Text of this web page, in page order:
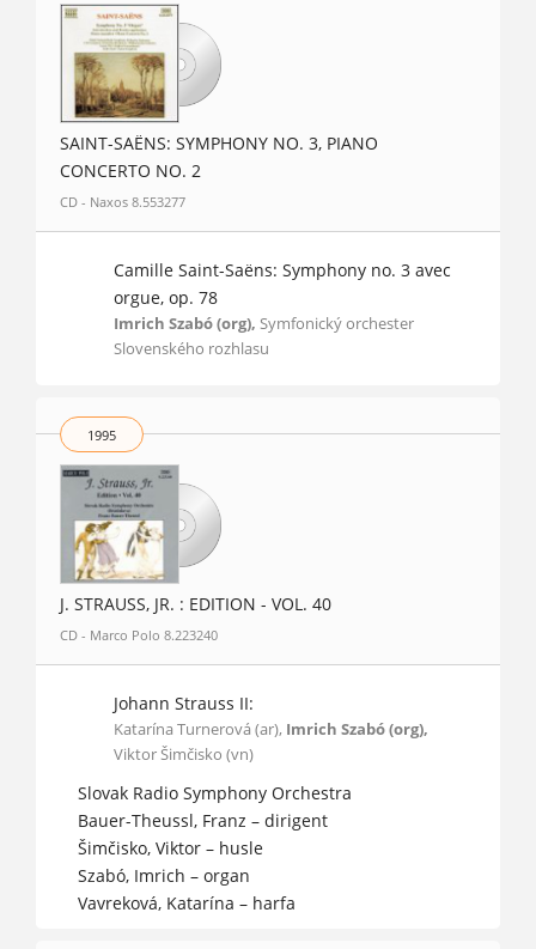
SAINT-SAËNS: SYMPHONY NO. 3, PIANO
CONCERTO NO. 2
CD - Naxos 8.553277
Camille Saint-Saëns: Symphony no. 3 avec
orgue, op. 78
Imrich Szabó (org), Symfonický orchester
Slovenského rozhlasu
1995
J. STRAUSS, JR. : EDITION - VOL. 40
CD - Marco Polo 8.223240
Johann Strauss II:
Katarína Turnerová (ar), Imrich Szabó (org),
Viktor Šimčisko (vn)
Slovak Radio Symphony Orchestra
Bauer-Theussl, Franz – dirigent
Šimčisko, Viktor – husle
Szabó, Imrich – organ
Vavreková, Katarína – harfa